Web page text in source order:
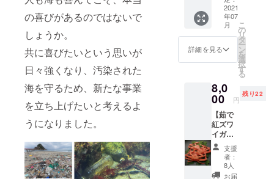
の喜びがあるのではないで
しょうか。
共に喜びたいという思いが
日々強くなり、汚染された
海を守るため、新たな事業
を立ち上げたいと考えるよ
うになりました。
養分と
なり、
プリッ
プリに
成長し
全無農
薬で栽
培さ
れ、収
穫から
袋詰め
までを
一つ一
つ丁寧
に人の
捕れた
新鮮な
鮮魚を
直送し
ます。
時期や
日によ
る鮮魚
は異な
りま
す。画
像はイ
メージ
です。
どの鮮
魚が届
くのか
2021
年07
月
詳細を見る
こ
の
リ
タ
ー
ン
を
選
択
す
る
8,0
00 円
残り22
【茹で
紅ズワ
イガニ
３枚入
り】全
体(裏表
とも)が
支援
者：
8人
お届